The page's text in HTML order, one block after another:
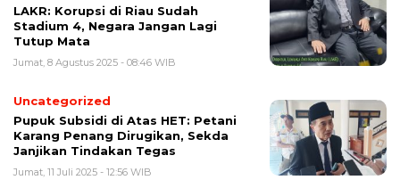
LAKR: Korupsi di Riau Sudah
Stadium 4, Negara Jangan Lagi
Tutup Mata
Jumat, 8 Agustus 2025 - 08:46 WIB
Uncategorized
Pupuk Subsidi di Atas HET: Petani
Karang Penang Dirugikan, Sekda
Janjikan Tindakan Tegas
Jumat, 11 Juli 2025 - 12:56 WIB